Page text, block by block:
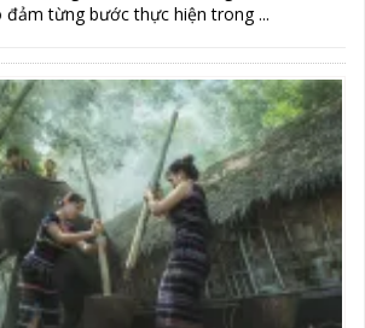
từng bước thực hiện trong ...